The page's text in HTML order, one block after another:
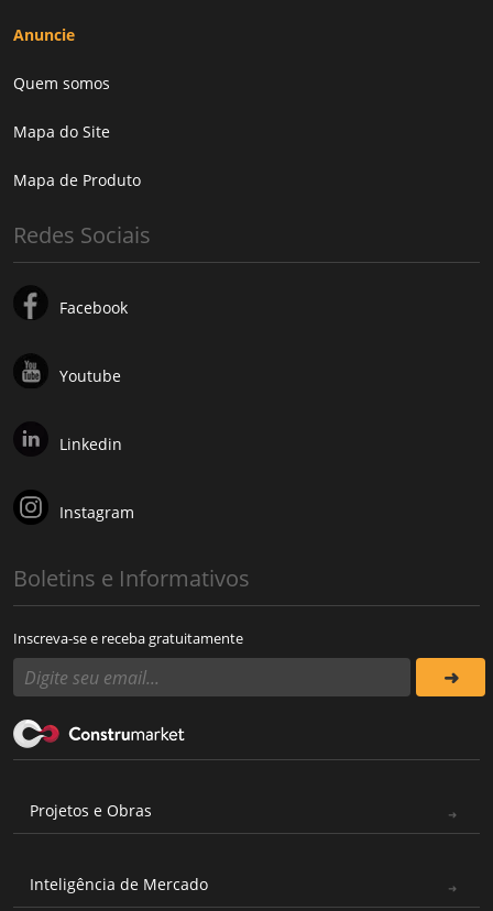
Anuncie
Quem somos
Mapa do Site
Mapa de Produto
Redes Sociais
Facebook
Youtube
Linkedin
Instagram
Boletins e Informativos
Inscreva-se e receba gratuitamente
Projetos e Obras
Inteligência de Mercado